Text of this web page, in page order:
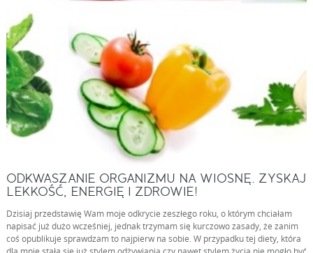
ODKWASZANIE ORGANIZMU NA WIOSNĘ. ZYSKAJ
LEKKOŚĆ, ENERGIĘ I ZDROWIE!
Dzisiaj przedstawię Wam moje odkrycie zeszłego roku, o którym chciałam
napisać już dużo wcześniej, jednak trzymam się kurczowo zasady, że zanim
coś opublikuje sprawdzam to najpierw na sobie. W przypadku tej diety, która
dla mnie stała się już stylem odżywiania czy nawet stylem życia nie mogło być